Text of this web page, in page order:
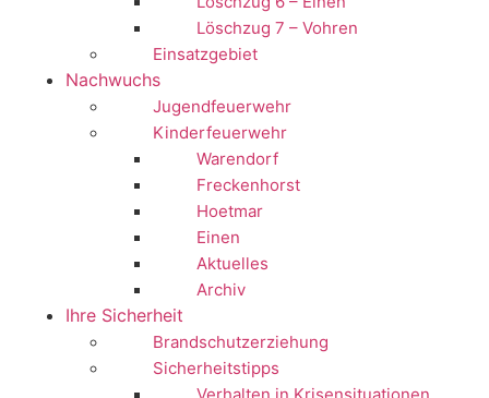
Löschzug 7 – Vohren
Einsatzgebiet
Nachwuchs
Jugendfeuerwehr
Kinderfeuerwehr
Warendorf
Freckenhorst
Hoetmar
Einen
Aktuelles
Archiv
Ihre Sicherheit
Brandschutzerziehung
Sicherheitstipps